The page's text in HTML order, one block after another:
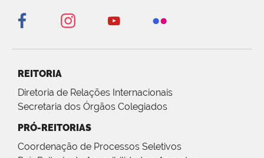
REITORIA
Diretoria de Relações Internacionais
Secretaria dos Órgãos Colegiados
PRÓ-REITORIAS
Coordenação de Processos Seletivos